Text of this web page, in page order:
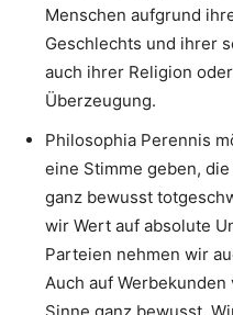
Menschen aufgrund
Geschlechts und ihrer
auch ihrer Religion
Überzeugung.
Philosophia Perennis
eine Stimme geben,
ganz bewusst
wir Wert auf absolute
Parteien nehmen wir
Auch auf